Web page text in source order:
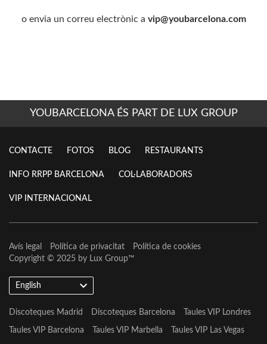
o envia un correu electrònic a vip@youbarcelona.com
YOUBARCELONA ÉS PART DE LUX GROUP
CONTACTE FOTOS BLOG RESTAURANTS
INFO RRPP BARCELONA COL·LABORADORS
VIP INTERNACIONAL
Avís legal Política de privacitat
Política de cookies
Copyright © 2025 by Lux Group™
English
Discoteques Madrid Discoteques Barcelona Taules VIP Londres
Taules VIP Barcelona Taules VIP Marbella Taules VIP Las Vegas